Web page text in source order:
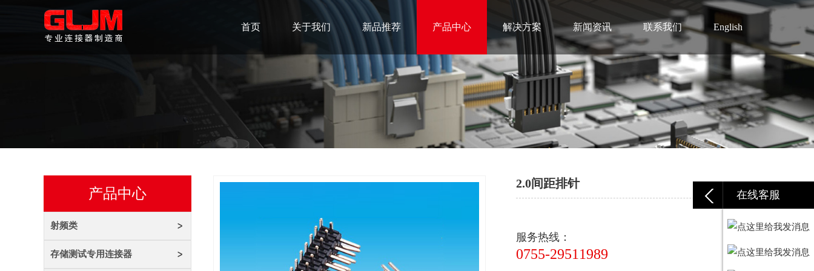
在线客服
首页 关于我们 新品推荐 产品中心 解决方案 新闻资讯 联系我们 English
产品中心
射频类
存储测试专用连接器
2.0间距排针
服务热线：
0755-29511989